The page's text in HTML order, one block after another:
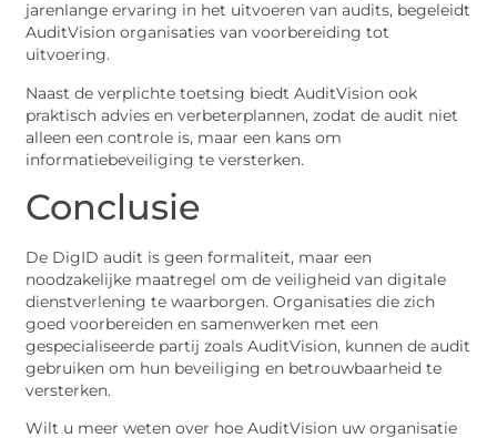
jarenlange ervaring in het uitvoeren van audits, begeleidt
AuditVision organisaties van voorbereiding tot
uitvoering.
Naast de verplichte toetsing biedt AuditVision ook
praktisch advies en verbeterplannen, zodat de audit niet
alleen een controle is, maar een kans om
informatiebeveiliging te versterken.
Conclusie
De DigID audit is geen formaliteit, maar een
noodzakelijke maatregel om de veiligheid van digitale
dienstverlening te waarborgen. Organisaties die zich
goed voorbereiden en samenwerken met een
gespecialiseerde partij zoals AuditVision, kunnen de audit
gebruiken om hun beveiliging en betrouwbaarheid te
versterken.
Wilt u meer weten over hoe AuditVision uw organisatie